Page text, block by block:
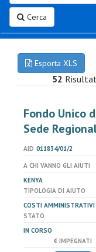
Cerca
Esporta XLS
52
Fondo Unico
Sede
AID 011834/01/2
A CHI VANNO GLI AIUTI
KENYA
TIPOLOGIA DI AIUTO
COSTI AMMINISTRATIVI
STATO
IN CORSO
€ IMPEGNATI